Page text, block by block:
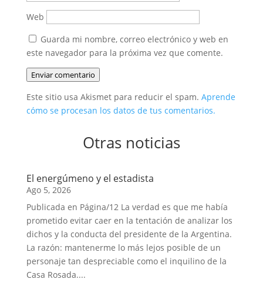
Web
Guarda mi nombre, correo electrónico y web en
este navegador para la próxima vez que comente.
Enviar comentario
Este sitio usa Akismet para reducir el spam. Aprende
cómo se procesan los datos de tus comentarios.
Otras noticias
El energúmeno y el estadista
Ago 5, 2026
Publicada en Página/12 La verdad es que me había
prometido evitar caer en la tentación de analizar los
dichos y la conducta del presidente de la Argentina.
La razón: mantenerme lo más lejos posible de un
personaje tan despreciable como el inquilino de la
Casa Rosada....